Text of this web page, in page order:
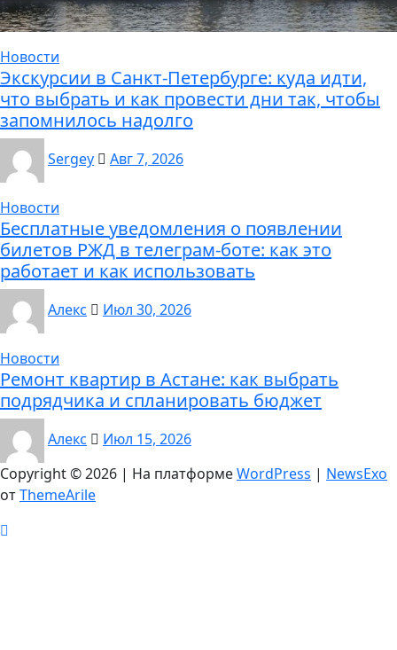
Новости
Экскурсии в Санкт-Петербурге: куда идти,
что выбрать и как провести дни так, чтобы
запомнилось надолго
Sergey Авг 7, 2026
Новости
Бесплатные уведомления о появлении
билетов РЖД в телеграм-боте: как это
работает и как использовать
Алекс Июл 30, 2026
Новости
Ремонт квартир в Астане: как выбрать
подрядчика и спланировать бюджет
Алекс
Июл 15, 2026
Copyright © 2026 | На платформеWordPress | NewsExo
отThemeArile